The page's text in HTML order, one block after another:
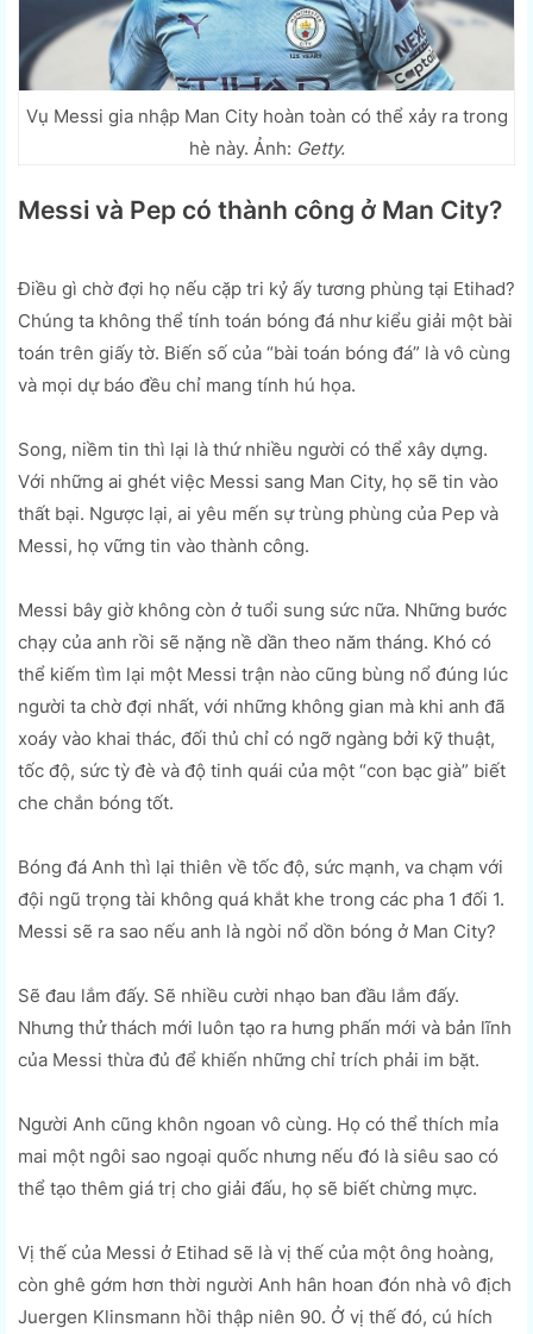
Vụ Messi gia nhập Man City hoàn toàn có thể xảy ra trong
hè này. Ảnh: Getty.
Messi và Pep có thành công ở Man City?
Điều gì chờ đợi họ nếu cặp tri kỷ ấy tương phùng tại Etihad?
Chúng ta không thể tính toán bóng đá như kiểu giải một bài
toán trên giấy tờ. Biến số của “bài toán bóng đá” là vô cùng
và mọi dự báo đều chỉ mang tính hú họa.
Song, niềm tin thì lại là thứ nhiều người có thể xây dựng.
Với những ai ghét việc Messi sang Man City, họ sẽ tin vào
thất bại. Ngược lại, ai yêu mến sự trùng phùng của Pep và
Messi, họ vững tin vào thành công.
Messi bây giờ không còn ở tuổi sung sức nữa. Những bước
chạy của anh rồi sẽ nặng nề dần theo năm tháng. Khó có
thể kiếm tìm lại một Messi trận nào cũng bùng nổ đúng lúc
người ta chờ đợi nhất, với những không gian mà khi anh đã
xoáy vào khai thác, đối thủ chỉ có ngỡ ngàng bởi kỹ thuật,
tốc độ, sức tỳ đè và độ tinh quái của một “con bạc già” biết
che chắn bóng tốt.
Bóng đá Anh thì lại thiên về tốc độ, sức mạnh, va chạm với
đội ngũ trọng tài không quá khắt khe trong các pha 1 đối 1.
Messi sẽ ra sao nếu anh là ngòi nổ dồn bóng ở Man City?
Sẽ đau lắm đấy. Sẽ nhiều cười nhạo ban đầu lắm đấy.
Nhưng thử thách mới luôn tạo ra hưng phấn mới và bản lĩnh
của Messi thừa đủ để khiến những chỉ trích phải im bặt.
Người Anh cũng khôn ngoan vô cùng. Họ có thể thích mỉa
mai một ngôi sao ngoại quốc nhưng nếu đó là siêu sao có
thể tạo thêm giá trị cho giải đấu, họ sẽ biết chừng mực.
Vị thế của Messi ở Etihad sẽ là vị thế của một ông hoàng,
còn ghê gớm hơn thời người Anh hân hoan đón nhà vô địch
Juergen Klinsmann hồi thập niên 90. Ở vị thế đó, cú hích